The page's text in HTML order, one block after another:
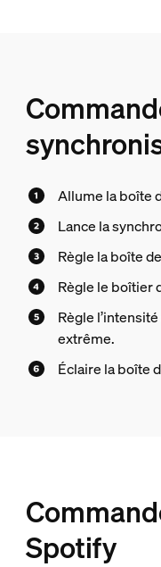
Allume la boîte
Lance la
Règle la boîte
Règle le boîtier
Règle
extrême.
Éclaire la boîte
Spotify